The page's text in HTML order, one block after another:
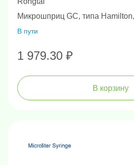
Микрошприц GC, типа
В пути
1 979.30 ₽
В корзину